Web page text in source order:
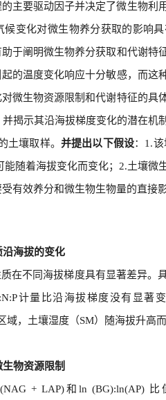
主要驱动因子并决定了微生物利
候变化对微生物养分获取的影响
于阐明微生物养分获取和代谢特
的温度变化响应十分敏感，而这
微生物资源限制和代谢特征的具
揭示其沿海拔梯度变化的潜在机
土壤取样。 并提出以下假设：1.
能随着海拔变化而变化；2.土壤微
有效养分和微生物生物量的直接影
沿海拔的变化
在不同海拔梯度具有显著差异。
计量比沿海拔梯度没有显著
域，土壤湿度（SM）随海拔升高而
物资源限制
+ LAP)和ln (BG):ln(AP)